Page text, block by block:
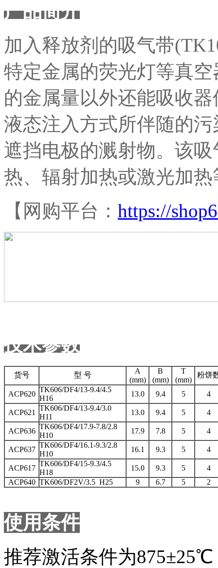
产品简介
加入释放剂的吸气带
特定金属的荧光灯等真
的金属量以外还能吸收
液态注入方式所伴随的
遮挡电极的溅射物。该
热、辐射加热或激光加
【网购平台： https://
技术参数
货号 型 号
A
(mm)
B
(mm)
T
(mm)
粉饼
ACP620
TK606/DF4/13-9.4/4.5
H16
13.0 9.4 5 4
ACP621
TK606/DF4/13-9.4/3.0
H11
13.0 9.4 5 4
ACP636
TK606/DF4/17.9-7.8/2.8
H10
17.9 7.8 5 4
ACP637
TK606/DF4/16.1-9.3/2.8
H10
16.1 9.3 5 4
ACP617
TK606/DF4/15-9.3/4.5
H18
15.0 9.3 5
4
ACP640 TK606/DF2V/3.5 H25 9 6.7 5 2
使用条件
推荐激活条件为